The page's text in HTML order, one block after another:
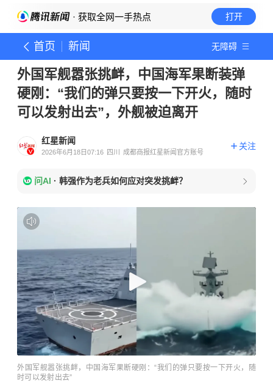
· 获取全网一手热点 打开
首页 新闻 无障碍
外国军舰嚣张挑衅，中国海军果断装弹
硬刚：“我们的弹只要按一下开火，随时
可以发射出去”，外舰被迫离开
红星新闻
2026年6月18日07:16 四川 成都商报红星新闻官方账号
关注
问AI · 韩强作为老兵如何应对突发挑衅？
外国军舰嚣张挑衅，中国海军果断硬刚：“我们的弹只要按一下开火，随
时可以发射出去”